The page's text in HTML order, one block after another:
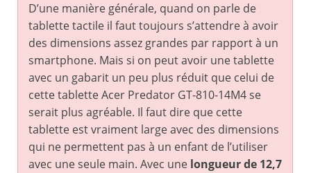
D’une manière générale, quand on parle de
tablette tactile il faut toujours s’attendre à avoir
des dimensions assez grandes par rapport à un
smartphone. Mais si on peut avoir une tablette
avec un gabarit un peu plus réduit que celui de
cette tablette Acer Predator GT-810-14M4 se
serait plus agréable. Il faut dire que cette
tablette est vraiment large avec des dimensions
qui ne permettent pas à un enfant de l’utiliser
avec une seule main. Avec une longueur de 12,7